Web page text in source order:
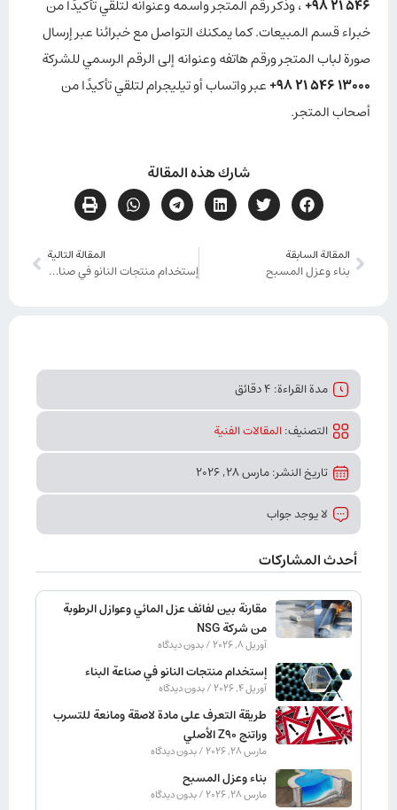
546 21 98+
، وذکر رقم المتجر واسمه وعنوانه لتلقي تأكيدًا من
خبراء قسم المبيعات. كما يمكنك التواصل مع خبرائنا عبر إرسال
صورة لباب المتجر ورقم هاتفه وعنوانه إلى الرقم الرسمي للشركة
13000 546 21 98+
عبر واتساب أو تيليجرام لتلقي تأكيدًا من
أصحاب المتجر.
شارك هذه المقالة
المقالة السابقة
بناء وعزل المسبح
المقالة التالية
إستخدام منتجات النانو في صناعة البناء
مدة القراءة: 4 دقائق
التصنیف:المقالات الفنیة
تاريخ النشر: مارس 28, 2026
لا يوجد جواب
أحدث المشاركات
مقارنة بين لفائف عزل المائي وعوازل الرطوبة
من شركة NSG
آوریل 8, 2026 بدون دیدگاه
إستخدام منتجات النانو في صناعة البناء
آوریل 4, 2026 بدون دیدگاه
طريقة التعرف على مادة لاصقة ومانعة للتسرب
وراتنج Z90 الأصلي
مارس 28, 2026 بدون دیدگاه
بناء وعزل المسبح
مارس 28, 2026 بدون دیدگاه